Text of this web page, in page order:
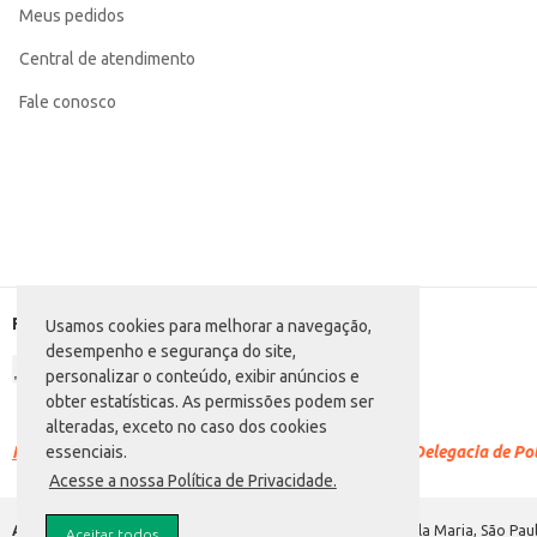
Usamos cookies para melhorar a navegação,
desempenho e segurança do site,
personalizar o conteúdo, exibir anúncios e
obter estatísticas. As permissões podem ser
alteradas, exceto no caso dos cookies
essenciais.
Acesse a nossa Política de Privacidade.
Aceitar todos
Categoria: Desinfetante sanitário
EAN: 7896540900664
Meus pedidos
Central de atendimento
Fale conosco
Formas de pagamento
Racismo é crime. Denuncie. Disque 100 ou procure a Delegacia de
Atacadão S.A. Avenida Morvan Dias de Figueiredo, 6169, Vila Maria, São